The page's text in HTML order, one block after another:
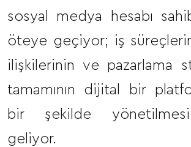
sosyal medya hesabı
öteye geçiyor; iş
ilişkilerinin ve pazarlama
tamamının dijital bir
bir şekilde yönetilmesi
geliyor.